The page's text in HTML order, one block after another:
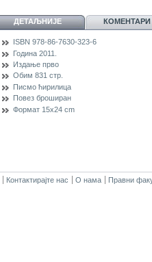
ДЕТАЉНИЈЕ КОМЕНТАРИ
ISBN 978-86-7630-323-6
Година 2011.
Издање прво
Обим 831 стр.
Писмо ћирилица
Повез броширан
Формат 15x24 cm
Контактирајте нас О нама Правни